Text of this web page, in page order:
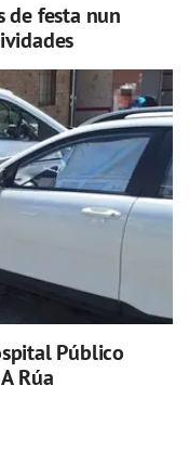
de festa nun
Público
Rúa